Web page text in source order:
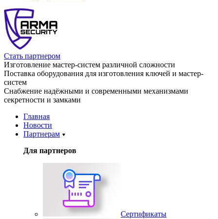
Стать партнером
Изготовление мастер-систем различной сложности
Поставка оборудования для изготовления ключей и мастер-
систем
Снабжение надёжными и современными механизмами
секретности и замками
Главная
Новости
Партнерам
Для партнеров
Сертификаты